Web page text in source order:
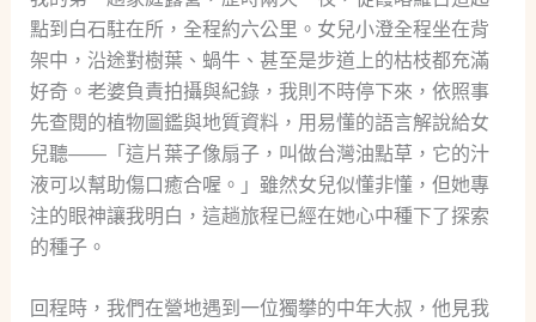
點到白石駐在所，全程約六公里。女兒小澄全程坐在背
架中，沿途對樹葉、蝸牛、甚至是步道上的枯枝都充滿
好奇。老婆負責拍攝與紀錄，我則不時停下來，依照事
先查閱的植物圖鑑與地質資料，用易懂的語言解說給女
兒聽——「這片葉子像扇子，叫做台灣油點草，它的汁
液可以幫助傷口癒合喔。」雖然女兒似懂非懂，但她專
注的眼神讓我明白，這趟旅程已經在她心中種下了探索
的種子。
回程時，我們在營地遇到一位獨攀的中年大叔，他見我